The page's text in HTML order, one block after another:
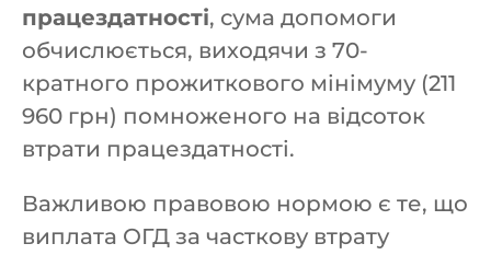
працездатності, сума допомоги
обчислюється, виходячи з 70-
кратного прожиткового мінімуму (211
960 грн) помноженого на відсоток
втрати працездатності.
Важливою правовою нормою є те, що
виплата ОГД за часткову втрату